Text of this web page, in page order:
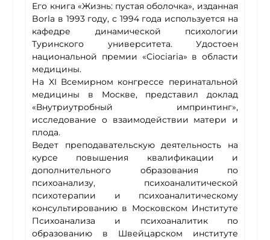
Его книга «Жизнь: пустая оболочка», изданная
Borla в 1993 году, с 1994 года используется на
кафедре динамической психологии
Туринского университета. Удостоен
национальной премии «Ciociaria» в области
медицины.
На XI Всемирном конгрессе перинатальной
медицины в Москве, представил доклад
«Внутриутробный импринтинг»,
исследование о взаимодействии матери и
плода.
Ведет преподавательскую деятельность на
курсе повышения квалификации и
дополнительного образования по
психоанализу, психоаналитической
психотерапии и психоаналитическому
консультированию в Московском Институте
Психоанализа и психоаналитик по
образованию в Швейцарском институте